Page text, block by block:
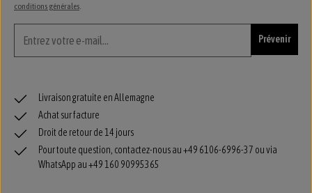
conditions générales
Prévenir
Livraison gratuite en Allemagne
Achat sur facture
Droit de retour de 14 jours
Pour toute question, contactez-nous au +49 6106-6996-37 ou via
WhatsApp au +49 160 90995365